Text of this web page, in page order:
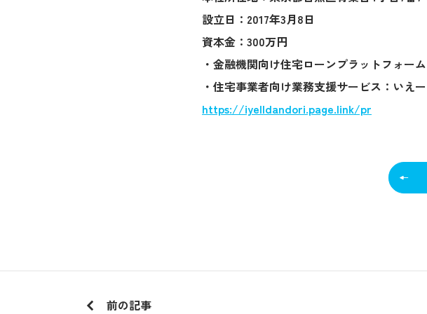
設立日：2017年3月8日
資本金：300万円
・金融機関向け住宅ローンプラットフォー
・住宅事業者向け業務支援サービス：いえ
https://iyelldandori.page.link/pr
前の記事